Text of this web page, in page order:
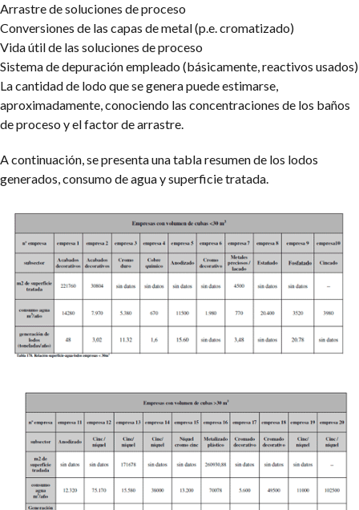
Arrastre de soluciones de proceso
Conversiones de las capas de metal (p.e. cromatizado)
Vida útil de las soluciones de proceso
Sistema de depuración empleado (básicamente, reactivos usados)
La cantidad de lodo que se genera puede estimarse,
aproximadamente, conociendo las concentraciones de los baños
de proceso y el factor de arrastre.
A continuación, se presenta una tabla resumen de los lodos
generados, consumo de agua y superficie tratada.